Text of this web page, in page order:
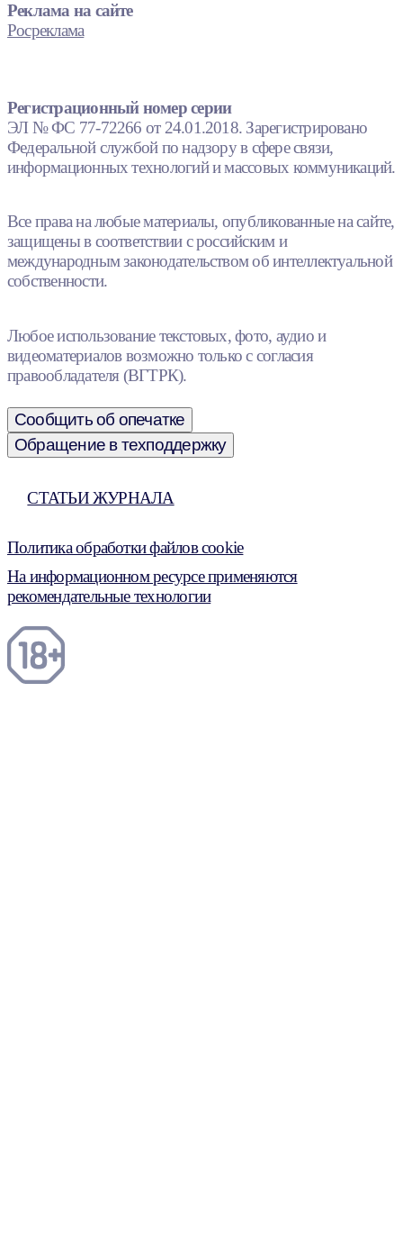
Реклама на сайте
Росреклама
Регистрационный номер серии
ЭЛ № ФС 77-72266 от 24.01.2018. Зарегистрировано
Федеральной службой по надзору в сфере связи,
информационных технологий и массовых коммуникаций.
Все права на любые материалы, опубликованные на сайте,
защищены в соответствии с российским и
международным законодательством об интеллектуальной
собственности.
Любое использование текстовых, фото, аудио и
видеоматериалов возможно только с согласия
правообладателя (ВГТРК).
Сообщить об опечатке
Обращение в техподдержку
СТАТЬИ ЖУРНАЛА
Политика обработки файлов cookie
На информационном ресурсе применяются
рекомендательные технологии